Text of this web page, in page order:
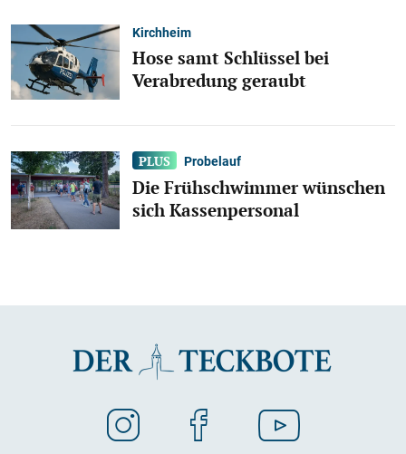
Kirchheim
Hose samt Schlüssel bei
Verabredung geraubt
Probelauf
Die Frühschwimmer wünschen
sich Kassenpersonal